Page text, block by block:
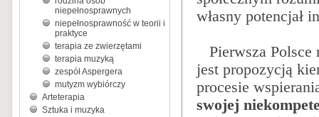
niepełnosprawnych
niepełnosprawność w teorii i
praktyce
terapia ze zwierzętami
terapia muzyką
zespół Aspergera
mutyzm wybiórczy
Arteterapia
Sztuka i muzyka
własny potencjał
Pierwsza Polsce
jest propozycją
procesie
swojej